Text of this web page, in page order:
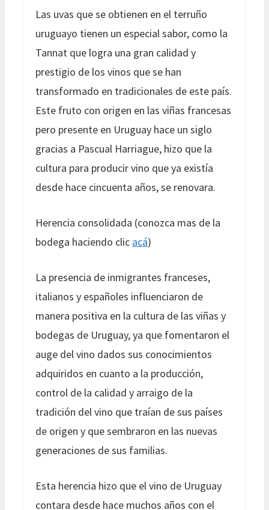
Las uvas que se obtienen en el terruño
uruguayo tienen un especial sabor, como la
Tannat que logra una gran calidad y
prestigio de los vinos que se han
transformado en tradicionales de este país.
Este fruto con origen en las viñas francesas
pero presente en Uruguay hace un siglo
gracias a Pascual Harriague, hizo que la
cultura para producir vino que ya existía
desde hace cincuenta años, se renovara.
Herencia consolidada (conozca mas de la
bodega haciendo clic acá)
La presencia de inmigrantes franceses,
italianos y españoles influenciaron de
manera positiva en la cultura de las viñas y
bodegas de Uruguay, ya que fomentaron el
auge del vino dados sus conocimientos
adquiridos en cuanto a la producción,
control de la calidad y arraigo de la
tradición del vino que traían de sus países
de origen y que sembraron en las nuevas
generaciones de sus familias.
Esta herencia hizo que el vino de Uruguay
contara desde hace muchos años con el